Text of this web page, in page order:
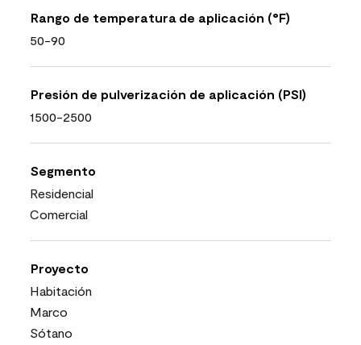
Rango de temperatura de aplicación (°F)
50-90
Presión de pulverización de aplicación (PSI)
1500-2500
Segmento
Residencial
Comercial
Proyecto
Habitación
Marco
Sótano